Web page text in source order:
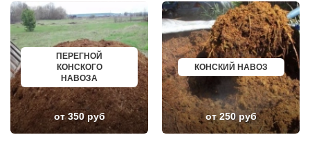
МАРФИНО
МЕНДЕЛЕЕВО
МЕШКОВО
МЕЩЕРИНО
МИХНЕВО
МИШЕРОНСКИЙ
МОЖАЙСК
МОЛОДЕЖНЫЙ
МОЛОКОВО
МОНИНО
МОСКОВСКИЙ
МУХАНОВО
КОМСОМОЛЬСК
РЖЕВ
АЛЕКСЕЕВКА
ВЯЗЬМА
ИШИМ
ПОКРОВ
ЗЕЛЕНОДОЛЬСК
ЛИВНЫ
БОБРОВ
ЛИСКИ
КУЗНЕЦК
БАЛАШОВ
ПЕРЕГНОЙ
КОНСКОГО
НАВОЗА
от 350 руб
КОНСКИЙ НАВОЗ
от 250 руб